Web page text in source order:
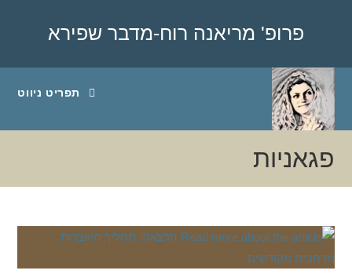
פרופ' מריאנה רוח-מדבר שפירא
תפריט ניווט
פגאניות